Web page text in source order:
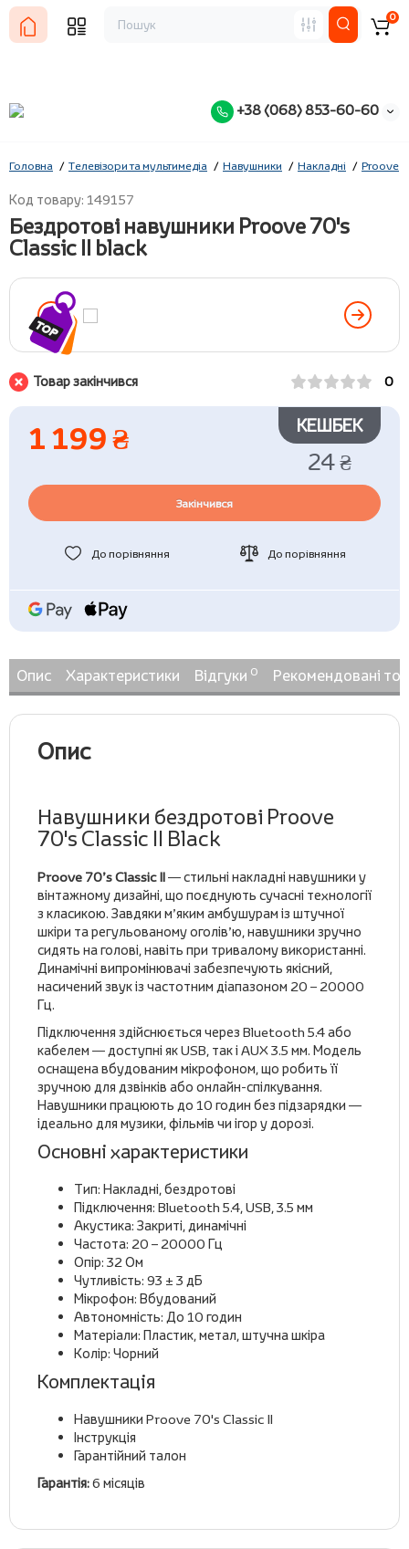
+38 (068) 853-60-60
0
Головна Телевізори та мультимедіа Навушники Накладні Proove
Код товару: 149157
Бездротові навушники Proove 70's
Classic II black
Товар закінчився 0
1 199 ₴ КЕШБЕК
24 ₴
Закінчився
До порівняння До порівняння
Опис Характеристики Відгуки 0 Рекомендовані
Опис
Навушники бездротові Proove
70's Classic II Black
Proove 70’s Classic II— стильні накладні навушники у
вінтажному дизайні, що поєднують сучасні технології
з класикою. Завдяки м’яким амбушурам із штучної
шкіри та регульованому оголів’ю, навушники зручно
сидять на голові, навіть при тривалому використанні.
Динамічні випромінювачі забезпечують якісний,
насичений звук із частотним діапазоном 20 – 20000
Гц.
Підключення здійснюється через Bluetooth 5.4 або
кабелем — доступні як USB, так і AUX 3.5 мм. Модель
оснащена вбудованим мікрофоном, що робить її
зручною для дзвінків або онлайн-спілкування.
Навушники працюють до 10 годин без підзарядки —
ідеально для музики, фільмів чи ігор у дорозі.
Основні характеристики
Тип: Накладні, бездротові
Підключення: Bluetooth 5.4, USB, 3.5 мм
Акустика: Закриті, динамічні
Частота: 20 – 20000 Гц
Опір: 32 Ом
Чутливість: 93 ± 3 дБ
Мікрофон: Вбудований
Автономність: До 10 годин
Матеріали: Пластик, метал, штучна шкіра
Колір: Чорний
Комплектація
Навушники Proove 70's Classic II
Інструкція
Гарантійний талон
Гарантія:6 місяців